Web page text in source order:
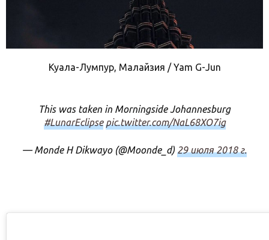
Куала-Лумпур, Малайзия / Yam G-Jun
This was taken in Morningside Johannesburg
#LunarEclipse pic.twitter.com/NaL68XO7ig
— Monde H Dikwayo (@Moonde_d) 29 июля 2018 г.